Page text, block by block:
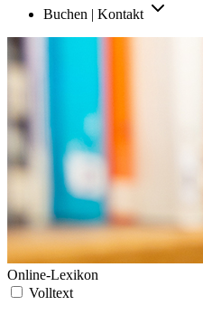
Buchen | Kontakt
Online-Lexikon
Volltext